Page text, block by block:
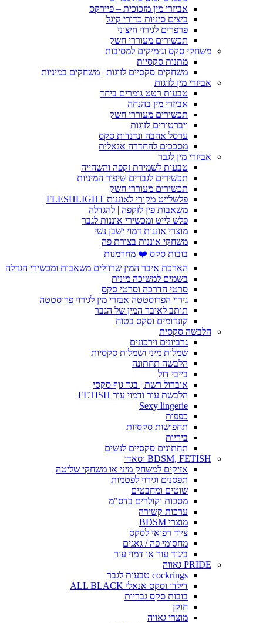
אביזרי מין מזכוכית – פיירקס
ביצים סיניות כדורי קיגל
פרפרים לגירוי חיצוני
תכשירים מעוררי חשק
משחקי סקס וגימיקים למסיבות
מתנות סקסיות
משחקים סקסיים לזוגות | משחקים במיניות
אביזרי מין לזוגות
טבעות רטט גומרים ביחד
אביזרי מין בהנחה
תכשירים מעוררי חשק
ויברטורים לזוגות
ערסל אהבה ונדנדות סקס
מסככים להחדרה אנאלית
אביזרי מין לגבר
טבעות לשמירת זקפה והשהייה
תכשירים לגברים שיפור המיניות
תכשירים מעוררי חשק
פלשלייט מקורי לאוננות FLESHLIGHT
משאבות פין לזקפה | להגדלה
פלש לייט ומכשירי אוננות לגבר
מוצרי אוננות דמוי ישבן נשי
משחקי אוננות בצורת פה
בובות סקס ❤️ מחרמנות
הארכת איבר המין שרוולים משאבות ומכשירי הגדלה
בשמים למשיכה מינית
סרטי הדרכה וסרטי סקס
גירוי הפרוסטטה אבזרי מין לגירוי פרוסטטה
תותב לאיבר המין של הגבר
קונדומים וסקס בטוח
הלבשה סקסית
גרביונים וירכונים
שמלות מיני ושמלות סקסיות
הלבשה תחתונה
בייבי דול
אוברול רשת | בגד גוף סקסי
הלבשת עור ודמוי עור FETISH
Sexy lingerie
כפפות
תחפושות סקסיות
ביריות
תחתונים סקסיים לנשים
BDSM, FETISH וסאדו
אזיקים למשחק מיני או משחקי שליטה
תפסנים וגירוי לפטמות
שוטים ומחבטים
מסכות וקולרים בדס"מ
ערכות קשירה
מוצרי BDSM
ציוד רפואי לסקס
מחסומי פה / גאגים
ביגוד עור או דמוי עור
PRIDE גאווה
cockrings טבעות לגבר
דילדו וסקס אנאלי ALL BLACK
בובות סקס גבריות
חוקן
מוצרי גאווה